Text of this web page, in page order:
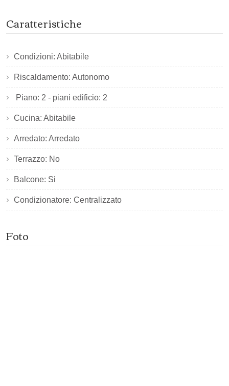
Caratteristiche
Condizioni: Abitabile
Riscaldamento: Autonomo
Piano: 2 - piani edificio: 2
Cucina: Abitabile
Arredato: Arredato
Terrazzo: No
Balcone: Si
Condizionatore: Centralizzato
Foto